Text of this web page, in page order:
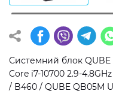
Операційна
Windows 11 Home
Windows 11 Pro
Без ОС
Системний блок QUBE
Core i7-10700 2.9-
/ B460 / QUBE QB05M